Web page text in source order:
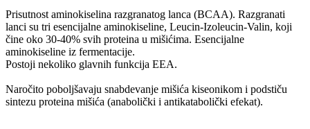
Prisutnost aminokiselina razgranatog lanca (BCAA). Razgranati
lanci su tri esencijalne aminokiseline, Leucin-Izoleucin-Valin, koji
čine oko 30-40% svih proteina u mišićima. Esencijalne
aminokiseline iz fermentacije.
Postoji nekoliko glavnih funkcija EEA.
Naročito poboljšavaju snabdevanje mišića kiseonikom i podstiču
sintezu proteina mišića (anabolički i antikatabolički efekat).